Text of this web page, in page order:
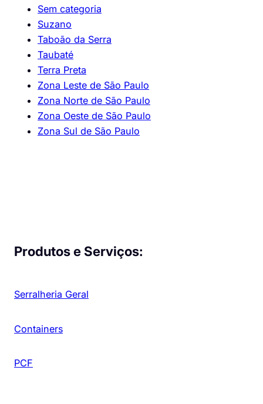
Sem categoria
Suzano
Taboão da Serra
Taubaté
Terra Preta
Zona Leste de São Paulo
Zona Norte de São Paulo
Zona Oeste de São Paulo
Zona Sul de São Paulo
Produtos e Serviços:
Serralheria Geral
Containers
PCF